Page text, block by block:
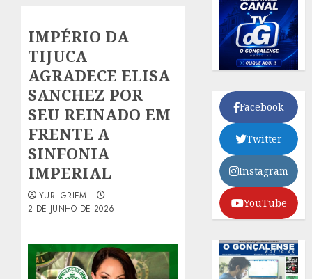
IMPÉRIO DA
TIJUCA
AGRADECE ELISA
SANCHEZ POR
SEU REINADO EM
FRENTE A
SINFONIA
IMPERIAL
YURI GRIEM
2 DE JUNHO DE 2026
Facebook
Twitter
Instagram
YouTube